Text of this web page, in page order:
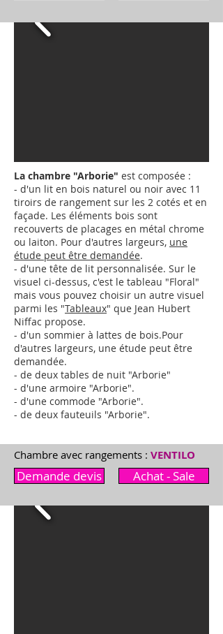
La chambre "Arborie" est composée :
- d'un lit en bois naturel ou noir avec 11
tiroirs de rangement sur les 2 cotés et en
façade. Les éléments bois sont
recouverts de placages en métal chrome
ou laiton. Pour d'autres largeurs, une
étude peut être demandée.
- d'une tête de lit personnalisée. Sur le
visuel ci-dessus, c'est le tableau "Floral"
mais vous pouvez choisir un autre visuel
parmi les "Tableaux" que Jean Hubert
Niffac propose.
- d'un sommier à lattes de bois.Pour
d'autres largeurs, une étude peut être
demandée.
- de deux tables de nuit "Arborie"
- d'une armoire "Arborie".
- d'une commode "Arborie".
- de deux fauteuils "Arborie".
Chambre avec rangements : VENTILO
Demande devis Achat - Sale